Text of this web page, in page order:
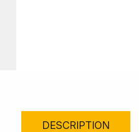
DESCRIPTION